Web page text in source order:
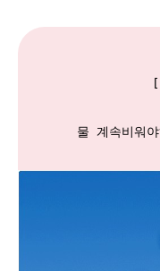
물 계속비워